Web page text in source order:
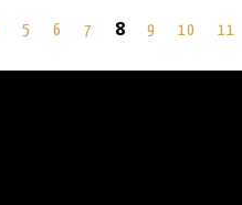
5 6 7 8 9 10 11